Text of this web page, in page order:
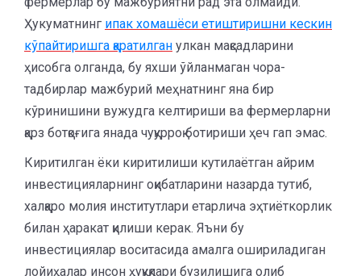
Ҳукуматнинг ипак хомашёси етиштиришни кескин
кўпайтиришга қаратилган улкан мақсадларини
ҳисобга олганда, бу яхши ўйланмаган чора-
тадбирлар мажбурий меҳнатнинг яна бир
кўринишини вужудга келтириши ва фермерларни
қарз ботқоғига янада чуқурроқ ботириши ҳеч гап эмас.
Киритилган ёки киритилиши кутилаётган айрим
инвестицияларнинг оқибатларини назарда тутиб,
халқаро молия институтлари етарлича эҳтиёткорлик
билан ҳаракат қилиши керак. Яъни бу
инвестициялар воситасида амалга ошириладиган
лойиҳалар инсон ҳуқуқлари бузилишига олиб